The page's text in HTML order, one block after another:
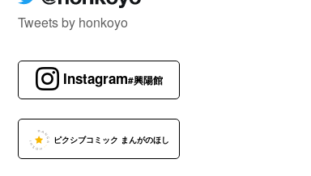
Tweets by honkoyo
Instagram#興陽館
ピクシブコミック まんがのほし